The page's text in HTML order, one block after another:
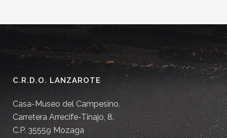
C.R.D.O. LANZAROTE
Casa-Museo del Campesino.
Carretera Arrecife-Tinajo, 8.
C.P. 35559 Mozaga